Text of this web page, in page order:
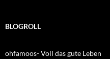
BLOGROLL
ohfamoos- Voll das gute Leben